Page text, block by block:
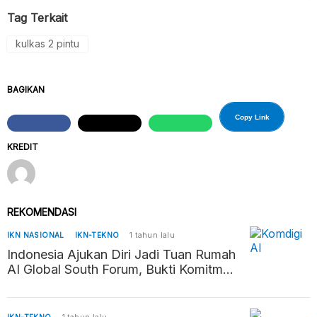
Tag Terkait
kulkas 2 pintu
KREDIT
BAGIKAN
Copy Link
REKOMENDASI
IKN NASIONAL IKN-TEKNO 1 tahun lalu
Indonesia Ajukan Diri Jadi Tuan Rumah
AI Global South Forum, Bukti Komitmen